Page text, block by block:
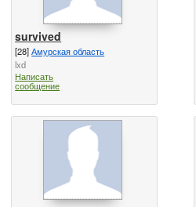
survived
[28]Амурская область
lxd
Написать
сообщение